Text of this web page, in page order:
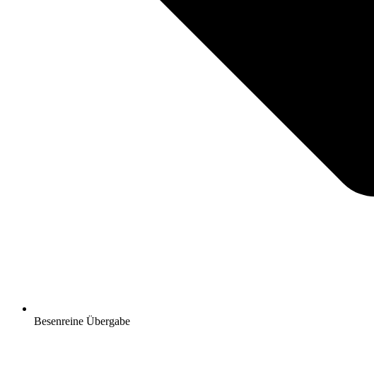
Besenreine Übergabe